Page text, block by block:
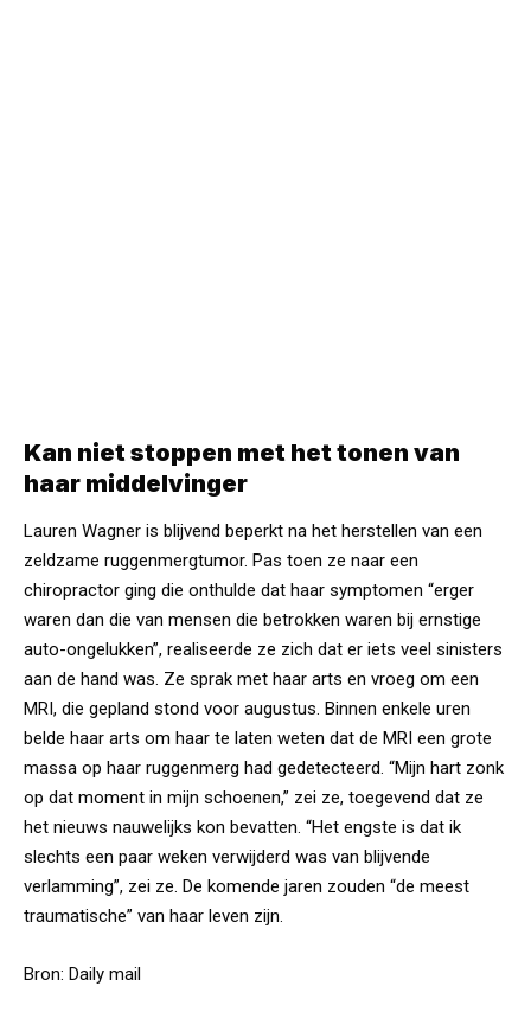
Kan niet stoppen met het tonen van
haar middelvinger
Lauren Wagner is blijvend beperkt na het herstellen van een
zeldzame ruggenmergtumor. Pas toen ze naar een
chiropractor ging die onthulde dat haar symptomen “erger
waren dan die van mensen die betrokken waren bij ernstige
auto-ongelukken”, realiseerde ze zich dat er iets veel sinisters
aan de hand was. Ze sprak met haar arts en vroeg om een
MRI, die gepland stond voor augustus. Binnen enkele uren
belde haar arts om haar te laten weten dat de MRI een grote
massa op haar ruggenmerg had gedetecteerd. “Mijn hart zonk
op dat moment in mijn schoenen,” zei ze, toegevend dat ze
het nieuws nauwelijks kon bevatten. “Het engste is dat ik
slechts een paar weken verwijderd was van blijvende
verlamming”, zei ze. De komende jaren zouden “de meest
traumatische” van haar leven zijn.
Bron: Daily mail